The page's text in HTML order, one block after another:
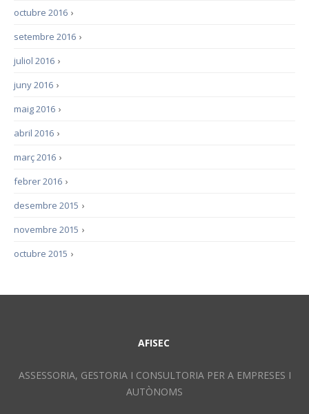
›
octubre 2016
›
setembre 2016
›
juliol 2016
›
juny 2016
›
maig 2016
›
abril 2016
›
març 2016
›
febrer 2016
›
desembre 2015
›
novembre 2015
›
octubre 2015
AFISEC
ASSESSORIA, GESTORIA I CONSULTORIA PER A EMPRESES I
AUTÒNOMS